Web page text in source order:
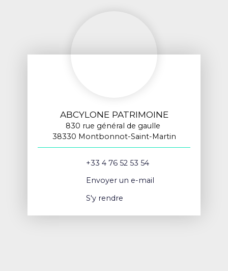
ABCYLONE PATRIMOINE
830 rue général de gaulle
38330 Montbonnot-Saint-Martin
+33 4 76 52 53 54
Envoyer un e-mail
S'y rendre